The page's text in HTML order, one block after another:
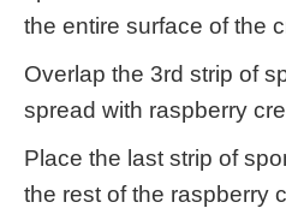
the entire surface of the
Overlap the 3rd strip of
spread with raspberry
Place the last strip of
the rest of the raspberry